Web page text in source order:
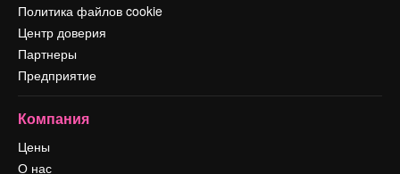
Политика файлов cookie
Центр доверия
Партнеры
Предприятие
Компания
Цены
О нас